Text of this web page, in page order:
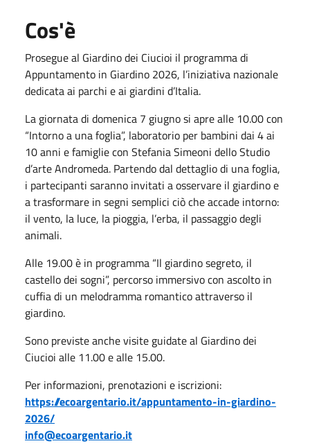
Cos'è
Prosegue al Giardino dei Ciucioi il programma di
Appuntamento in Giardino 2026, l’iniziativa nazionale
dedicata ai parchi e ai giardini d’Italia.
La giornata di domenica 7 giugno si apre alle 10.00 con
“Intorno a una foglia”, laboratorio per bambini dai 4 ai
10 anni e famiglie con Stefania Simeoni dello Studio
d’arte Andromeda. Partendo dal dettaglio di una foglia,
i partecipanti saranno invitati a osservare il giardino e
a trasformare in segni semplici ciò che accade intorno:
il vento, la luce, la pioggia, l’erba, il passaggio degli
animali.
Alle 19.00 è in programma “Il giardino segreto, il
castello dei sogni”, percorso immersivo con ascolto in
cuffia di un melodramma romantico attraverso il
giardino.
Sono previste anche visite guidate al Giardino dei
Ciucioi alle 11.00 e alle 15.00.
Per informazioni, prenotazioni e iscrizioni:
https://ecoargentario.it/appuntamento-in-giardino-
2026/
info@ecoargentario.it